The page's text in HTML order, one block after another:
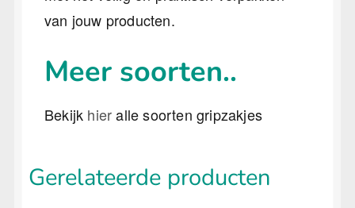
van jouw producten.
Meer soorten..
Bekijk hieralle soorten gripzakjes
Gerelateerde producten